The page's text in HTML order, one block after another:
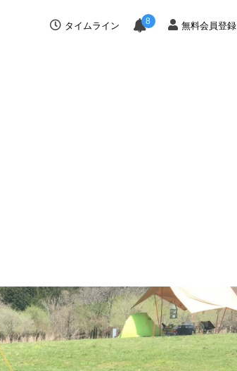
タイムライン 8 無料会員登録